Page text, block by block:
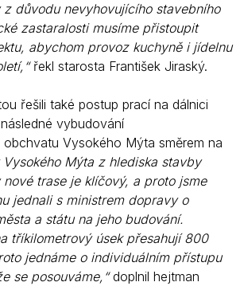
důvodu nevyhovujícího stavebního
zastaralosti musíme přistoupit
abychom provoz kuchyně i jídelnu
řekl starosta František Jiraský.
řešili také postup prací na dálnici
vybudování
Vysokého Mýta směrem na
Vysokého Mýta z hlediska stavby
trase je klíčový, a proto jsme
jednali s ministrem dopravy o
a státu na jeho budování.
tříkilometrový úsek přesahují 800
jednáme o individuálním přístupu
se posouváme,“doplnil hejtman